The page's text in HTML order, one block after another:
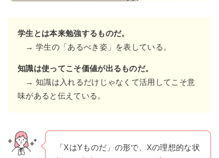
学生とは本来勉強するものだ。
→ 学生の「あるべき姿」を表している。
知識は使ってこそ価値が出るものだ。
→ 知識は入れるだけじゃなくて活用してこそ意
味があると伝えている。
「XはYものだ」の形で、Xの理想的な状